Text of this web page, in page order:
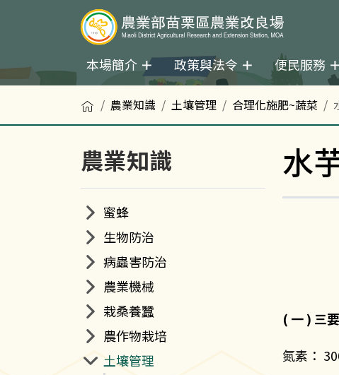
本場簡介 政策與法令 便民服務
首頁農業知識 土壤管理 合理化施肥~蔬菜
農業知識
蜜蜂
生物防治
病蟲害防治
農業機械
栽桑養蠶
農作物栽培
土壤管理
水
( 一 ) 三
氮素：